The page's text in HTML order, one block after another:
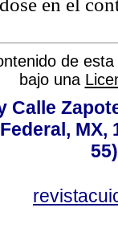
en el
de
bajo una
Calle
MX,